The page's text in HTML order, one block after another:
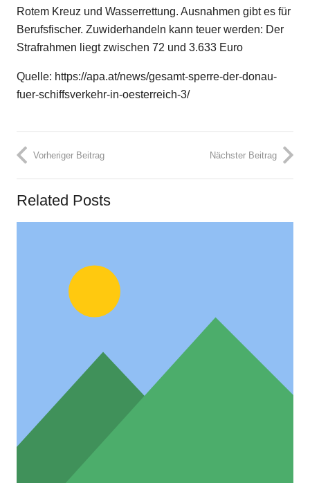
Rotem Kreuz und Wasserrettung. Ausnahmen gibt es für
Berufsfischer. Zuwiderhandeln kann teuer werden: Der
Strafrahmen liegt zwischen 72 und 3.633 Euro
Quelle: https://apa.at/news/gesamt-sperre-der-donau-
fuer-schiffsverkehr-in-oesterreich-3/
Vorheriger Beitrag Nächster Beitrag
Related Posts